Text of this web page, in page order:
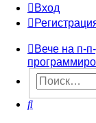
Вход
Вече на п-
Поиск